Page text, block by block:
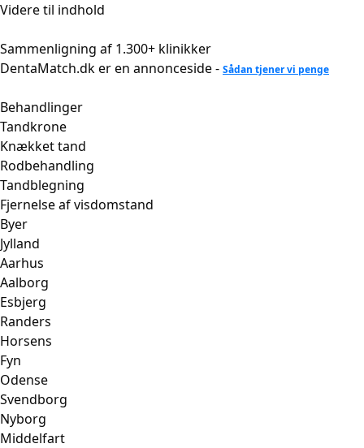
Videre til indhold
Sammenligning af 1.300+ klinikker
DentaMatch.dk er en annonceside - Sådan tjener vi penge
Behandlinger
Tandkrone
Knækket tand
Rodbehandling
Tandblegning
Fjernelse af visdomstand
Byer
Jylland
Aarhus
Aalborg
Esbjerg
Randers
Horsens
Fyn
Odense
Svendborg
Nyborg
Middelfart